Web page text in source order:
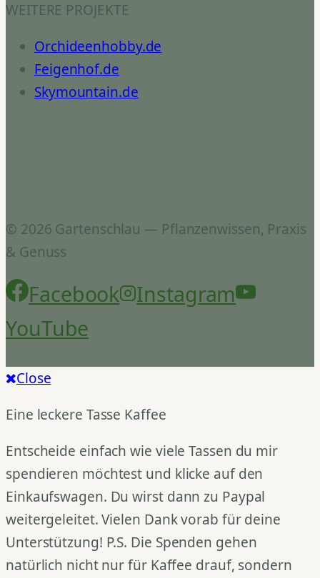
WEITERE PROJEKTE
Orchideenhobby.de
Feigenhof.de
Skymountain.de
© 2026 Gartenschlau — Pflanzenwissen, Praxis
& Genuss
Facebook
Instagram
YouTube
Close
Eine leckere Tasse Kaffee
Entscheide einfach wie viele Tassen du mir
spendieren möchtest und klicke auf den
Einkaufswagen. Du wirst dann zu Paypal
weitergeleitet. Vielen Dank vorab für deine
Unterstützung! P.S. Die Spenden gehen
natürlich nicht nur für Kaffee drauf, sondern